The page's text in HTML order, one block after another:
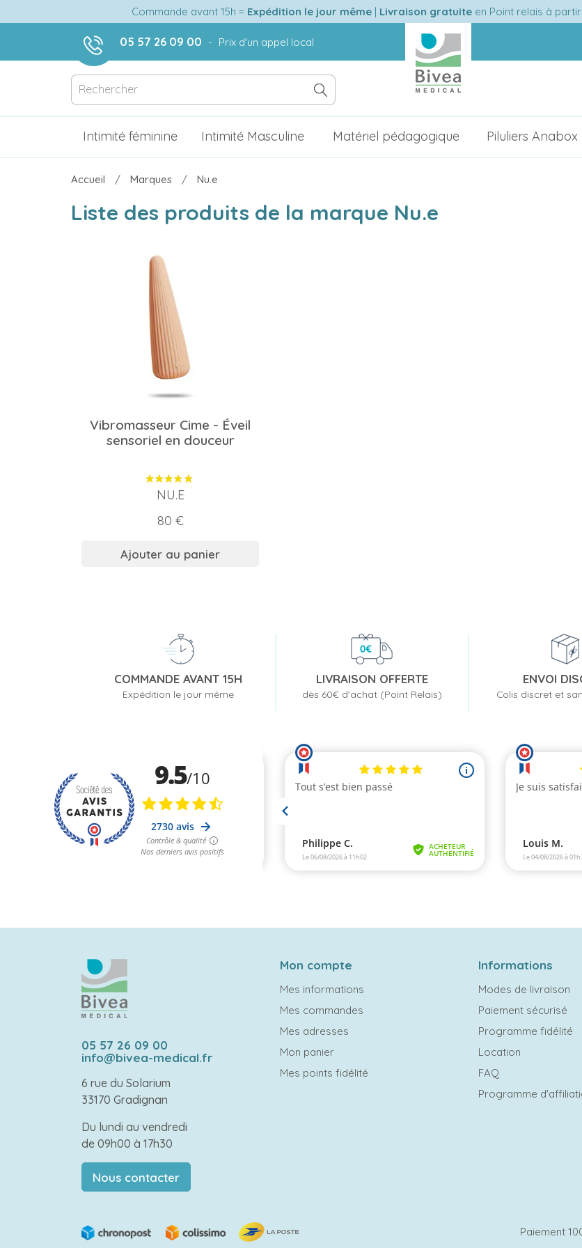
Commande avant 15h = Expédition le jour même| Livraison gratuiteen Point relais à
05 57 26 09 00 - Prix d'un appel local
Intimité féminine Intimité Masculine Matériel pédagogique Piluliers Anabox
Accueil Marques Nu.e
Liste des produits de la marque Nu.e
Vibromasseur Cime - Éveil
sensoriel en douceur
NU.E
Prix
80 €
Ajouter au panier
COMMANDE AVANT 15H
Expédition le jour même
LIVRAISON OFFERTE
dès 60€ d'achat (Point Relais)
ENVOI
Colis discret et
05 57 26 09 00
info@bivea-medical.fr
6 rue du Solarium
33170 Gradignan
Du lundi au vendredi
de 09h00 à 17h30
Nous contacter
Mon compte
Mes informations
Mes commandes
Mes adresses
Mon panier
Mes points fidélité
Informations
Modes de livraison
Paiement sécurisé
Programme fidélité
Location
FAQ
Programme
Paiement